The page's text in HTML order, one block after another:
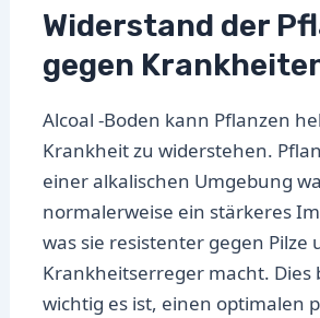
Widerstand der
gegen
Alcoal -Boden kann Pflanzen
Krankheit zu widerstehen.
einer alkalischen Umgebung
normalerweise ein stärkeres
was sie resistenter gegen Pilze
Krankheitserreger macht. Dies
wichtig es ist, einen optimalen